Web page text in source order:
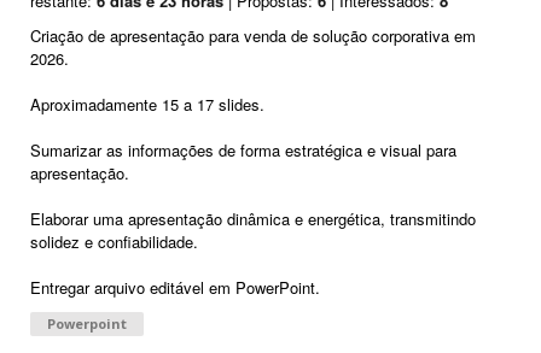
Criação de apresentação para venda de solução corporativa em
2026.
Aproximadamente 15 a 17 slides.
Sumarizar as informações de forma estratégica e visual para
apresentação.
Elaborar uma apresentação dinâmica e energética, transmitindo
solidez e confiabilidade.
Entregar arquivo editável em PowerPoint.
Powerpoint